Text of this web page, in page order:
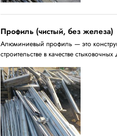
Профиль (чистый, без железа)
Алюминиевый профиль — это
строительстве в качестве стыковочных